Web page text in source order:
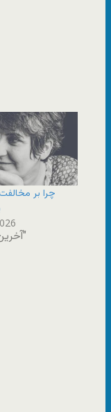
چرا بر
In "آخرین مطالب"